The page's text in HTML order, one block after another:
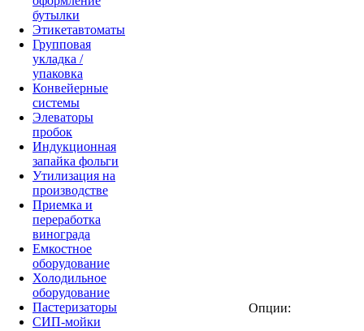
бутылки
Этикетавтоматы
Групповая
укладка /
упаковка
Конвейерные
системы
Элеваторы
пробок
Индукционная
запайка фольги
Утилизация на
производстве
Приемка и
переработка
винограда
Eмкостное
оборудование
Холодильное
оборудование
Пастеризаторы
СИП-мойки
Опции: